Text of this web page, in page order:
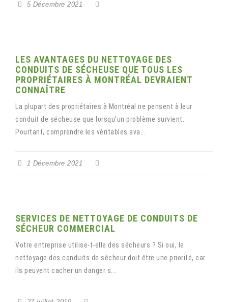
5 Décembre 2021
LES AVANTAGES DU NETTOYAGE DES
CONDUITS DE SÉCHEUSE QUE TOUS LES
PROPRIÉTAIRES À MONTRÉAL DEVRAIENT
CONNAÎTRE
La plupart des propriétaires à Montréal ne pensent à leur
conduit de sécheuse que lorsqu'un problème survient.
Pourtant, comprendre les véritables ava...
1 Décembre 2021
SERVICES DE NETTOYAGE DE CONDUITS DE
SÉCHEUR COMMERCIAL
Votre entreprise utilise-t-elle des sécheurs ? Si oui, le
nettoyage des conduits de sécheur doit être une priorité, car
ils peuvent cacher un danger s...